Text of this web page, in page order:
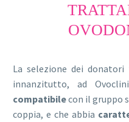
La selezione dei
innanzitutto, ad
compatibilecon il gruppo
coppia, e che abbia